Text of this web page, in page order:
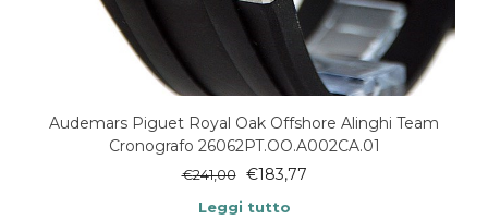
Audemars Piguet Royal Oak Offshore Alinghi Team
Cronografo 26062PT.OO.A002CA.01
€241,00 €183,77
Leggi tutto